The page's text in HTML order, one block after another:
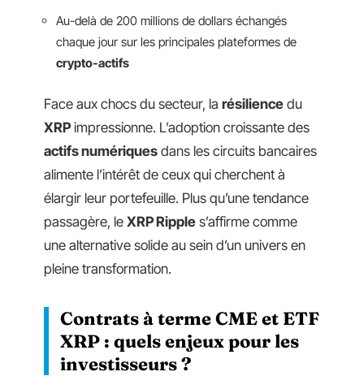
Au-delà de 200 millions de dollars échangés
chaque jour sur les principales plateformes de
crypto-actifs
Face aux chocs du secteur, la résilience du
XRP impressionne. L’adoption croissante des
actifs numériques dans les circuits bancaires
alimente l’intérêt de ceux qui cherchent à
élargir leur portefeuille. Plus qu’une tendance
passagère, le XRP Ripple s’affirme comme
une alternative solide au sein d’un univers en
pleine transformation.
Contrats à terme CME et ETF
XRP : quels enjeux pour les
investisseurs ?